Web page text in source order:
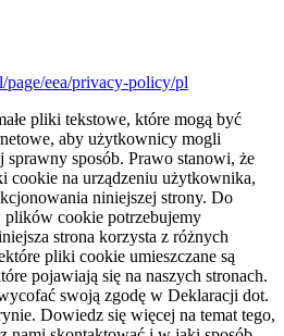
eea/privacy-policy/pl
pliki tekstowe, które mogą być
aby użytkownicy mogli
sprawny sposób. Prawo stanowi, że
cookie na urządzeniu użytkownika,
niniejszej strony. Do
cookie potrzebujemy
strona korzysta z różnych
pliki cookie umieszczane są
pojawiają się na naszych stronach.
swoją zgodę w Deklaracji dot.
Dowiedz się więcej na temat tego,